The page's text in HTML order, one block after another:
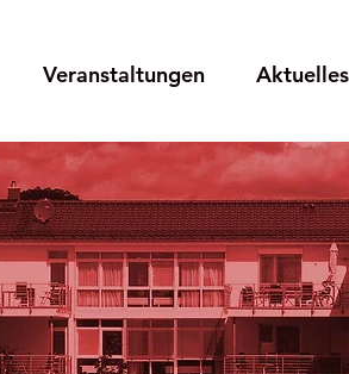
Veranstaltungen Aktuelles